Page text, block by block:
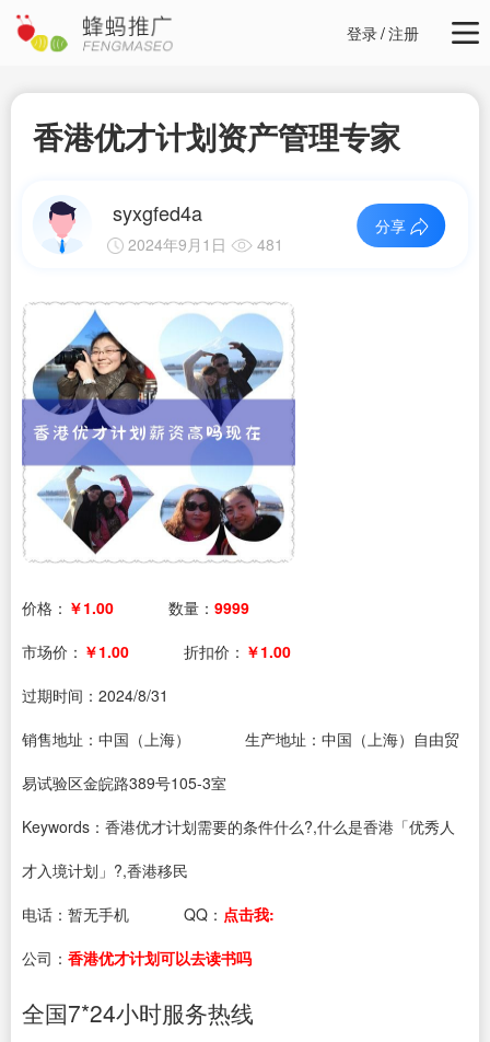
登录/注册
香港优才计划资产管理专家
syxgfed4a
2024年9月1日 481
分享
价格： ￥1.00 数量： 9999
市场价： ￥1.00 折扣价： ￥1.00
过期时间： 2024/8/31
销售地址：中国（上海）
生产地址：中国（上海）自由贸
易试验区金皖路389号105-3室
Keywords：香港优才计划需要的条件什么?,什么是香港「优秀人
才入境计划」?,香港移民
电话： 暂无手机 QQ： 点击我:
公司： 香港优才计划可以去读书吗
全国7*24小时服务热线